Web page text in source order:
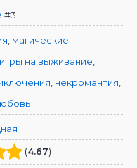
#3
магические
игры на выживание
некромантия
(4.67)